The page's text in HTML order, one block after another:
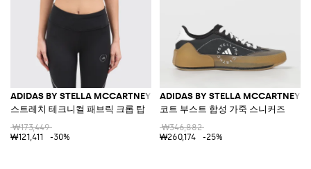
ADIDAS BY STELLA MCCARTNEY
스트레치 테크니컬 패브릭 크롭 탑
₩173,449
₩121,411
-30%
ADIDAS BY STELLA MCCARTNEY
코트 부스트 합성 가죽 스니커즈
₩346,882
₩260,174
-25%